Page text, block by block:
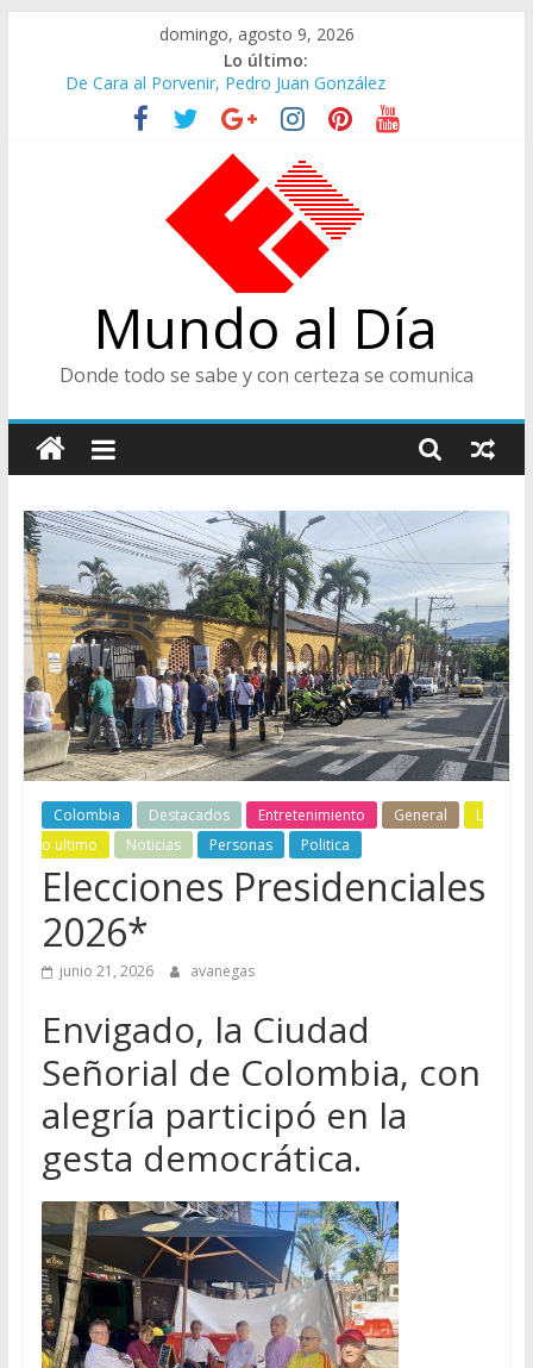
contenido
domingo, agosto 9, 2026
Lo último:
De Cara al Porvenir, Pedro Juan González
Altos Cargos y Envigadeños
Felices en la Fiesta de las Flores
Ministra de Cultura y Centro de Historia de Envigado
Mundo al Día
Donde todo se sabe y con certeza se comunica
Colombia Destacados Entretenimiento General
L
o ultimo
Noticias Personas Politica
Elecciones Presidenciales
2026*
junio 21, 2026 avanegas
Envigado, la Ciudad
Señorial de Colombia, con
alegría participó en la
gesta democrática.